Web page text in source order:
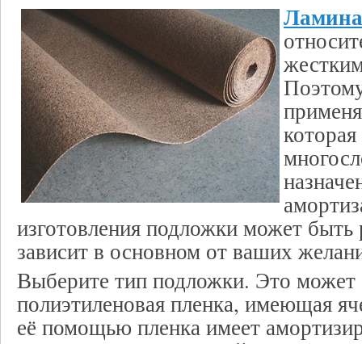
изготовления подложки может
зависит в основном от ваших
Выберите тип подложки. Это может
полиэтиленовая пленка, имеющая
её помощью пленка имеет